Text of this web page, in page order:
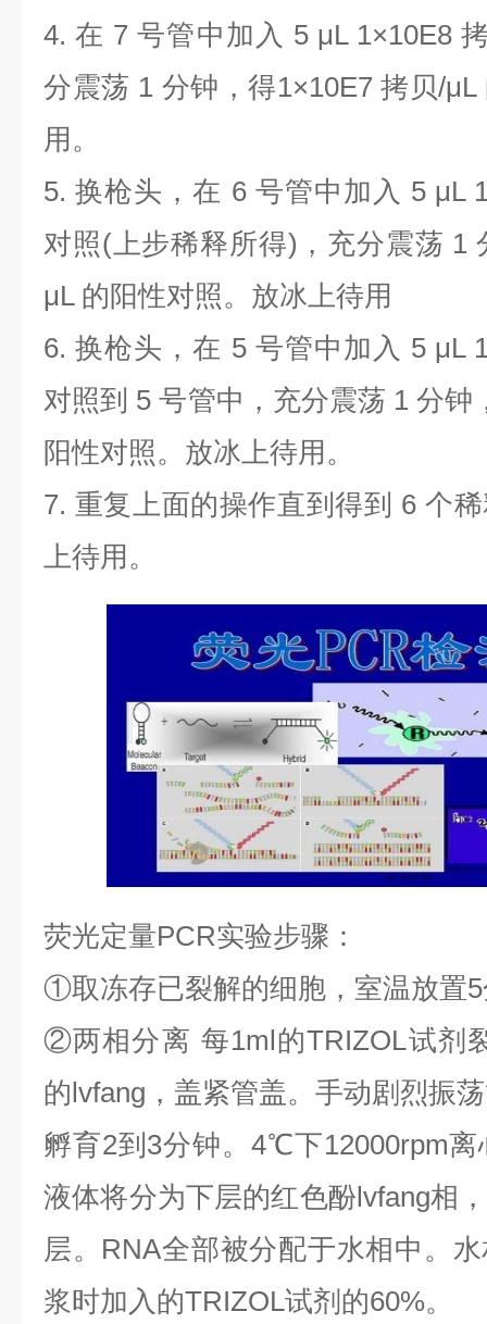
4.在 7号管中加入 5 μL 1×10E8
分震荡 1 分钟，得1×10E7 拷贝/μL
用。
5.换枪头，在 6 号管中加入 5 μL
对照(上步稀释所得) ，充分震荡 1
μL 的阳性对照。放冰上待用
6.换枪头，在 5 号管中加入 5 μL
对照到 5号管中，充分震荡 1分钟
阳性对照。放冰上待用。
7. 重复上面的操作直到得到 6 个
上待用。
荧光定量PCR实验步骤：
①取冻存已裂解的细胞，室温放置5
②两相分离 每1ml的TRIZOL试剂
的lvfang ，盖紧管盖。手动剧烈振
孵育2到 3分钟。 4℃下12000rpm离
液体将分为下层的红色酚lvfang相
层。 RNA全部被分配于水相中。
浆时加入的TRIZOL试剂的60%。